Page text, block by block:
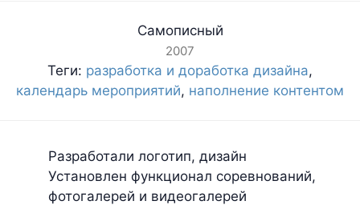
Самописный
2007
Теги: разработка и доработка дизайна,
календарь мероприятий, наполнение контентом
Разработали логотип, дизайн
Установлен функционал соревнований,
фотогалерей и видеогалерей